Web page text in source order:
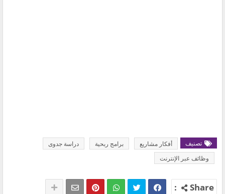
تصنيف أفكار مشاريع برامج ربحية
دراسة جدوى
وظائف عبر الإنترنت